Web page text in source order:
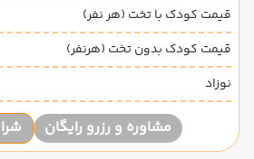
قیمت کودک با تخت (هر نفر)
قیمت کودک بدون تخت (هرنفر)
نوزاد
مشاوره و رزرو رایگان